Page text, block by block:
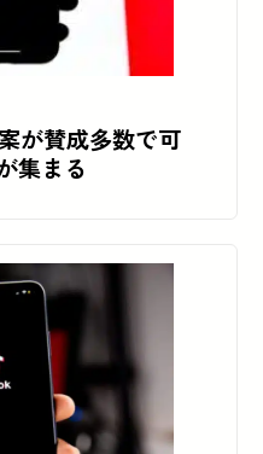
が賛成多数で可
集まる